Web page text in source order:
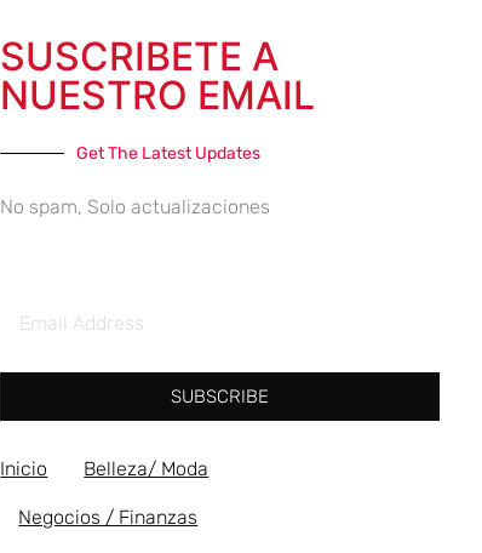
SUSCRIBETE A
NUESTRO EMAIL
Get The Latest Updates
No spam, Solo actualizaciones
SUBSCRIBE
Inicio Belleza/ Moda
Negocios / Finanzas